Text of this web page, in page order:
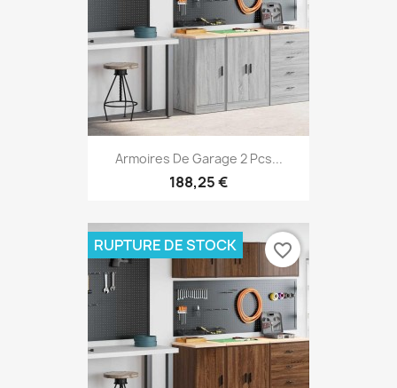
Armoires De Garage 2 Pcs...
188,25 €
RUPTURE DE STOCK favorite_border